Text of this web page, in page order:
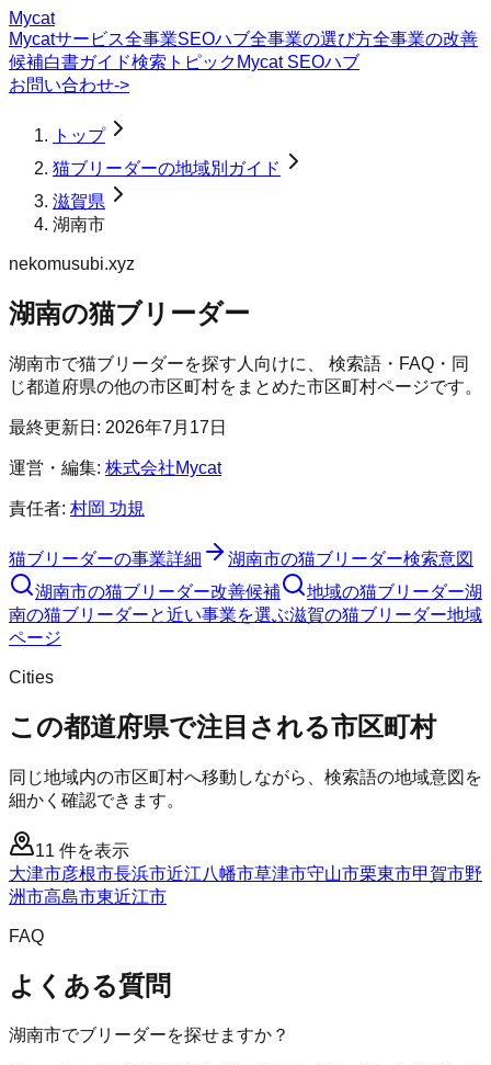
Mycat
Mycatサービス全事業SEOハブ全事業の選び方全事業の改善
候補白書ガイド検索トピック Mycat SEOハブ
お問い合わせ->
トップ
猫ブリーダーの地域別ガイド
滋賀県
湖南市
nekomusubi.xyz
湖南の猫ブリーダー
湖南市で猫ブリーダーを探す人向けに、 検索語・FAQ・同
じ都道府県の他の市区町村をまとめた市区町村ページです。
最終更新日: 2026年7月17日
運営・編集: 株式会社Mycat
責任者: 村岡 功規
猫ブリーダーの事業詳細 湖南市の猫ブリーダー検索意図
湖南市の猫ブリーダー改善候補 地域の猫ブリーダー湖
南の猫ブリーダーと近い事業を選ぶ滋賀の猫ブリーダー地域
ページ
Cities
この都道府県で注目される市区町村
同じ地域内の市区町村へ移動しながら、検索語の地域意図を
細かく確認できます。
11 件を表示
大津市彦根市長浜市近江八幡市草津市守山市栗東市甲賀市野
洲市高島市東近江市
FAQ
よくある質問
湖南市でブリーダーを探せますか？